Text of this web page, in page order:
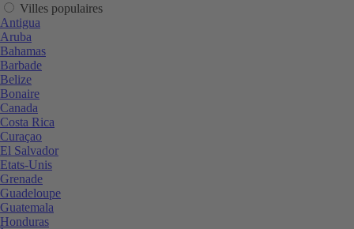
Villes populaires
Antigua
Aruba
Bahamas
Barbade
Belize
Bonaire
Canada
Costa Rica
Curaçao
El Salvador
Etats-Unis
Grenade
Guadeloupe
Guatemala
Honduras